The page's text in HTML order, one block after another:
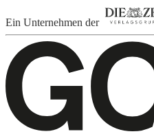
Ein Unternehmen der